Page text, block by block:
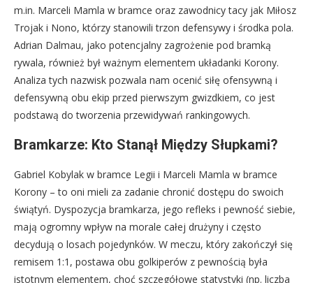
m.in. Marceli Mamla w bramce oraz zawodnicy tacy jak Miłosz
Trojak i Nono, którzy stanowili trzon defensywy i środka pola.
Adrian Dalmau, jako potencjalny zagrożenie pod bramką
rywala, również był ważnym elementem układanki Korony.
Analiza tych nazwisk pozwala nam ocenić siłę ofensywną i
defensywną obu ekip przed pierwszym gwizdkiem, co jest
podstawą do tworzenia przewidywań rankingowych.
Bramkarze: Kto Stanął Między Słupkami?
Gabriel Kobylak w bramce Legii i Marceli Mamla w bramce
Korony – to oni mieli za zadanie chronić dostępu do swoich
świątyń. Dyspozycja bramkarza, jego refleks i pewność siebie,
mają ogromny wpływ na morale całej drużyny i często
decydują o losach pojedynków. W meczu, który zakończył się
remisem 1:1, postawa obu golkiperów z pewnością była
istotnym elementem, choć szczegółowe statystyki (np. liczba